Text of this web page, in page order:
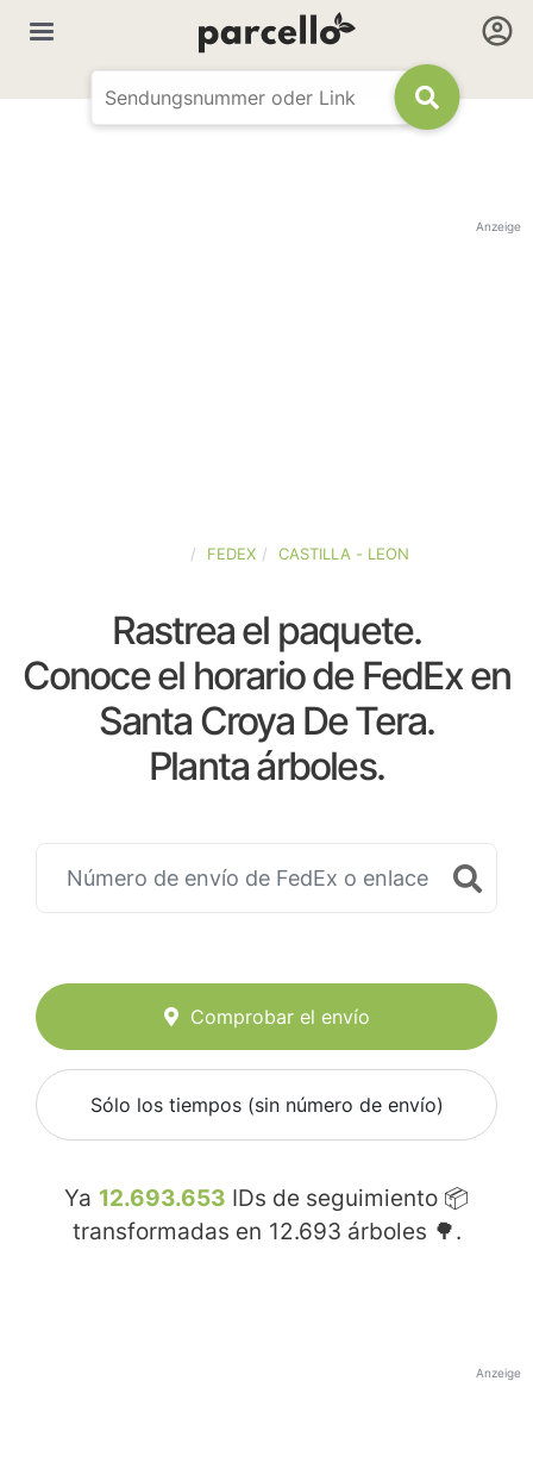
Anzeige
FEDEX CASTILLA - LEON
Rastrea el paquete.
Conoce el horario de FedEx en
Santa Croya De Tera.
Planta árboles.
Comprobar el envío
Sólo los tiempos (sin número de envío)
Ya 12.693.653 IDs de seguimiento 📦
transformadas en 12.693 árboles 🌳.
Anzeige